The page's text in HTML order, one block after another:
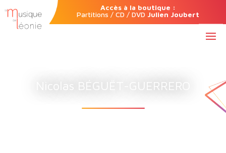
Accès à la boutique :
Partitions / CD / DVD Julien Joubert
Nicolas BÉGUËT-GUERRERO